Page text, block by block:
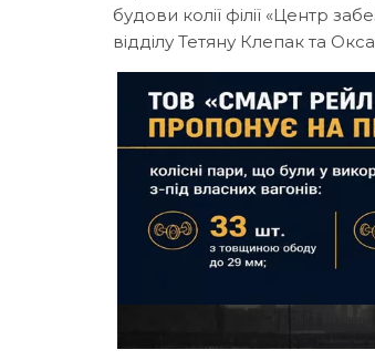
будови колії філії «Центр
відділу Тетяну Клепак та